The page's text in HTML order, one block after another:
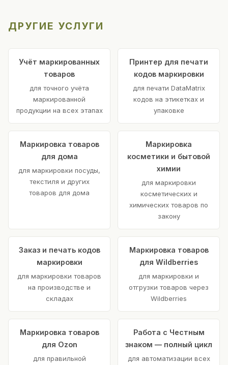
ДРУГИЕ УСЛУГИ
Учёт маркированных
товаров
для точного учёта
маркированной
продукции на всех этапах
Принтер для печати
кодов маркировки
для печати DataMatrix
кодов на этикетках и
упаковке
Маркировка товаров
для дома
для маркировки посуды,
текстиля и других
товаров для дома
Маркировка
косметики и бытовой
химии
для маркировки
косметических и
химических товаров по
закону
Заказ и печать кодов
маркировки
для маркировки товаров
на производстве и
складах
Маркировка товаров
для Wildberries
для маркировки и
отгрузки товаров через
Wildberries
Маркировка товаров
для Ozon
для правильной
Работа с Честным
знаком — полный цикл
для автоматизации всех